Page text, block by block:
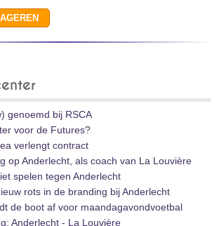
genoemd bij RSCA
voor de Futures?
verlengt contract
op Anderlecht, als coach van La Louvière
spelen tegen Anderlecht
rots in de branding bij Anderlecht
de boot af voor maandagavondvoetbal
Anderlecht - La Louvière